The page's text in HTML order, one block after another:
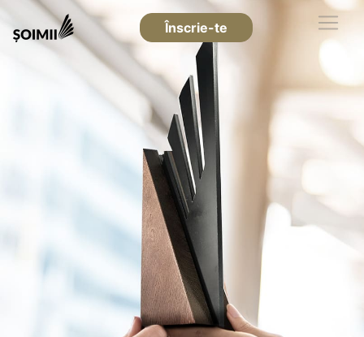
Înscrie-te